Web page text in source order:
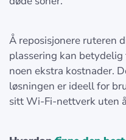
Å reposisjonere ruteren
plassering kan
noen ekstra kostnader.
løsningen er ideell for
sitt Wi-Fi-nettverk uten